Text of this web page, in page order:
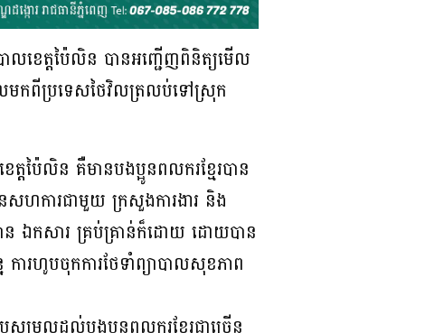
ខេត្តប៉ៃលិន បានអញ្ជើញពិនិត្យមើល
លមកពីប្រទេសថៃវិលត្រលប់ទៅស្រុក
តប៉ៃលិន គឺមានបងប្អូនពលករខ្មែរបាន
នសហការជាមួយ ក្រសួងការងារ និង
ាន ឯកសារ គ្រប់គ្រាន់ក៏ដោយ ដោយបាន
ារហូបចុកការថែទាំព្យាបាលសុខភាព